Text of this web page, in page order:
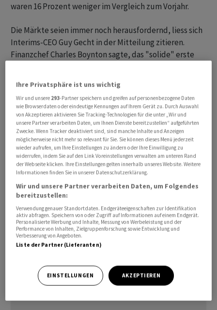
waren 16 Prozent weniger im Vergleich zum Vorjahr.
Die Märkte seien immer noch herausfordernd, liess sich
Interims-CEO Guy Gecht in der Mitteilung zitieren.
Finanzchef Charles Boynton sagte, das "solide" erste
Lagerbestände und gesenkte Betriebskosten sowie
eine weiterhin starke Cash-Generierung.
Betriebsgewinn bricht ein
Der Betriebsgewinn EBIT brach allerdings um fast ein
Drittel auf 78 Millionen ein, und der Reingewinn fiel um
38 Prozent auf 63 Millionen zurück. Der um die Kosten
im Zusammenhang mit Übernahmen und
Restrukturierungen bereinigte operative Gewinn sank
um ein Viertel auf 109 Millionen Dollar. Der
entsprechende Reingewinn fiel um 16 Prozent auf 103
Millionen.
Ihre Privatsphäre ist uns wichtig
Wir und unsere 293-Partner speichern und greifen auf personenbezogene Daten
wie Browserdaten oder eindeutige Kennungen auf Ihrem Gerät zu. Durch Auswahl
von Akzeptieren aktivieren Sie Tracking-Technologien für die unter „Wir und
unsere Partner verarbeiten Daten, um Ihnen Dienste bereitzustellen“ aufgeführten
Zwecke. Wenn Tracker deaktiviert sind, sind manche Inhalte und Anzeigen
möglicherweise nicht mehr so relevant für Sie. Sie können dieses Menü jederzeit
wieder aufrufen, um Ihre Einstellungen zu ändern oder Ihre Einwilligung zu
widerrufen, indem Sie auf den Link Voreinstellungen verwalten am unteren Rand
der Webseite klicken. Ihre Einstellungen gelten innerhalb unseres Website. Weitere
Informationen finden Sie in unserer Datenschutzerklärung.
Wir und unsere Partner verarbeiten Daten, um Folgendes
bereitzustellen:
Verwendung genauer Standortdaten. Endgeräteeigenschaften zur Identifikation
aktiv abfragen. Speichern von oder Zugriff auf Informationen auf einem Endgerät.
Personalisierte Werbung und Inhalte, Messung von Werbeleistung und der
Performance von Inhalten, Zielgruppenforschung sowie Entwicklung und
Verbesserung von Angeboten.
Liste der Partner (Lieferanten)
EINSTELLUNGEN AKZEPTIEREN